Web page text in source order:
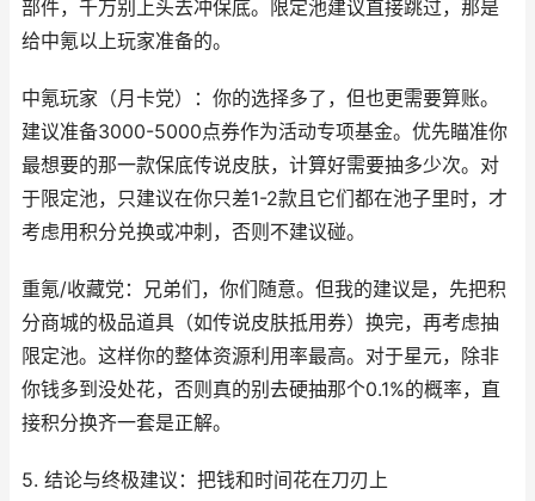
部件，千万别上头去冲保底。限定池建议直接跳过，那是
给中氪以上玩家准备的。
中氪玩家（月卡党）：你的选择多了，但也更需要算账。
建议准备3000-5000点券作为活动专项基金。优先瞄准你
最想要的那一款保底传说皮肤，计算好需要抽多少次。对
于限定池，只建议在你只差1-2款且它们都在池子里时，才
考虑用积分兑换或冲刺，否则不建议碰。
重氪/收藏党：兄弟们，你们随意。但我的建议是，先把积
分商城的极品道具（如传说皮肤抵用券）换完，再考虑抽
限定池。这样你的整体资源利用率最高。对于星元，除非
你钱多到没处花，否则真的别去硬抽那个0.1%的概率，直
接积分换齐一套是正解。
5. 结论与终极建议：把钱和时间花在刀刃上